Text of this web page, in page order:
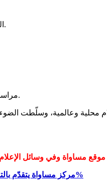
التماس إلى المحكمة العليا ضد مفوضية خدمات الدولة بسبب انتهاك القانون وممارسة التمييز الممنهج.
مراسلة رؤساء البلديات في المدن المختلطة للمطالبة بخطط عاجلة لتحسين التمثيل وضمان تكافؤ الفرص.
محلية وعالمية، وسلّطت
مركز مساواة يتقدّم بالتماس إلى المحكمة العليا: مفوضية خدمات الدولة تنتهك القانون، نسبة العرب من موظفيها لا تتجاوز 2%